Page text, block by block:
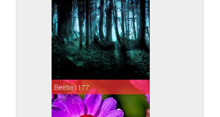
Beetle1177